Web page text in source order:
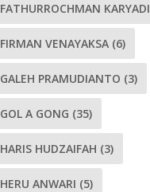
FATHURROCHMAN KARYADI
FIRMAN VENAYAKSA (6)
GALEH PRAMUDIANTO (3)
GOL A GONG (35)
HARIS HUDZAIFAH (3)
HERU ANWARI (5)